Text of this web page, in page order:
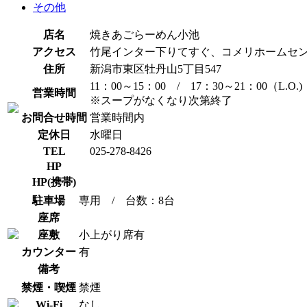
その他
店名
焼きあごらーめん小池
アクセス
竹尾インター下りてすぐ、コメリホームセ
住所
新潟市東区牡丹山5丁目547
営業時間
11：00～15：00 / 17：30～21：00（L.O.)
※スープがなくなり次第終了
お問合せ時間 営業時間内
定休日
水曜日
TEL
025-278-8426
HP
HP(携帯)
駐車場
専用 / 台数：8台
座席
座敷
小上がり席有
カウンター 有
備考
禁煙・喫煙 禁煙